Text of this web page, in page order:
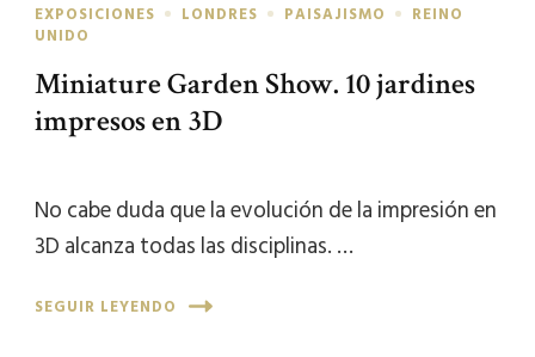
EXPOSICIONES LONDRES PAISAJISMO
REINO
UNIDO
Miniature Garden Show. 10 jardines
impresos en 3D
No cabe duda que la evolución de la impresión en
3D alcanza todas las disciplinas. …
SEGUIR LEYENDO